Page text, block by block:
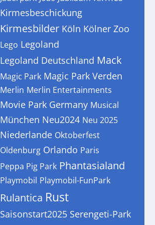
Kirmesbeschickung
Kirmesbilder Köln Kölner Zoo
Lego Legoland
Legoland Deutschland Mack
Magic Park Magic Park Verden
Merlin Merlin Entertainments
Movie Park Germany Musical
München Neu2024 Neu 2025
Niederlande Oktoberfest
Oldenburg Orlando Paris
Peppa Pig Park Phantasialand
Playmobil Playmobil-FunPark
Rulantica Rust
Saisonstart2025 Serengeti-Park